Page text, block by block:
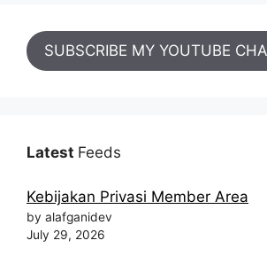
SUBSCRIBE MY YOUTUBE
Latest Feeds
Kebijakan Privasi Member Area
by alafganidev
July 29, 2026